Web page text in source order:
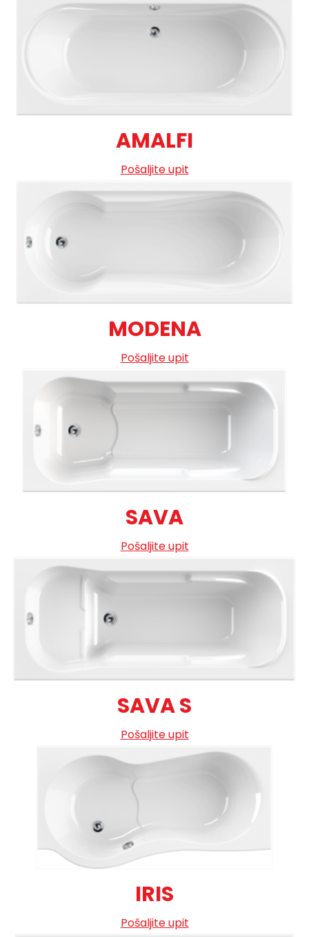
AMALFI
Pošaljite upit
MODENA
Pošaljite upit
SAVA
Pošaljite upit
SAVA S
Pošaljite upit
IRIS
Pošaljite upit